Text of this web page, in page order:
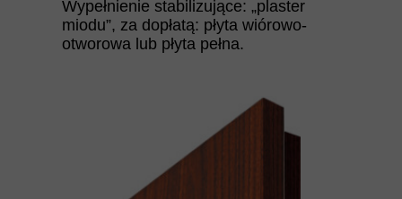
Wypełnienie stabilizujące: „plaster
miodu”, za dopłatą: płyta wiórowo-
otworowa lub płyta pełna.